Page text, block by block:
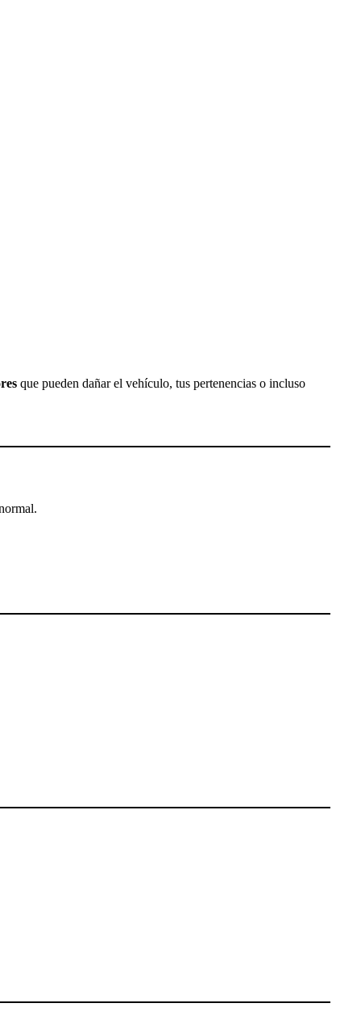
que pueden dañar el vehículo, tus pertenencias o incluso